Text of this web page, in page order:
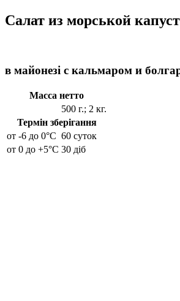
Салат из морськой
в майонезі с кальмаром и
Масса нетто
500 г.; 2 кг.
Термін зберігання
от -6 до 0°C 60 суток
от 0 до +5°C 30 діб